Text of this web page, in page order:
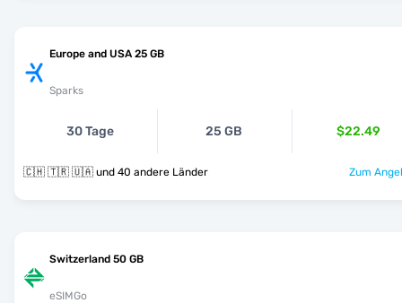
Europe and USA 25 GB
Sparks
30 Tage 25 GB $22.49
🇨🇭 🇹🇷 🇺🇦 und 40 andere Länder Zum
Switzerland 50 GB
eSIMGo